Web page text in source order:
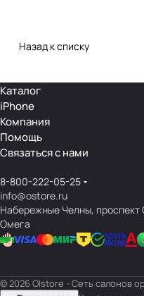
Назад к списку
Каталог
iPhone
Компания
Помощь
Связаться с нами
8-800-222-05-25
info@ostore.ru
Набережные Челны,
Омега
© 2026 O|store - Сеть салонов